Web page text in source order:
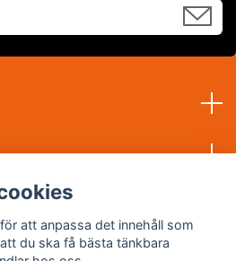
att anpassa det innehåll som
du ska få bästa tänkbara